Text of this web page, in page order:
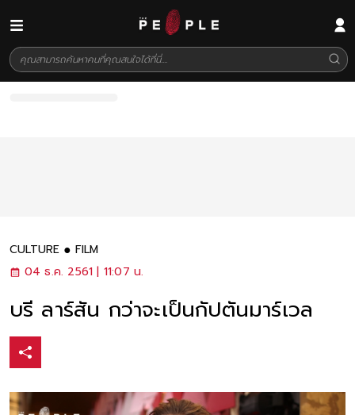
CULTURE
FILM
04 ธ.ค. 2561 | 11:07 น.
บรี ลาร์สัน กว่าจะเป็นกัปตันมาร์เวล